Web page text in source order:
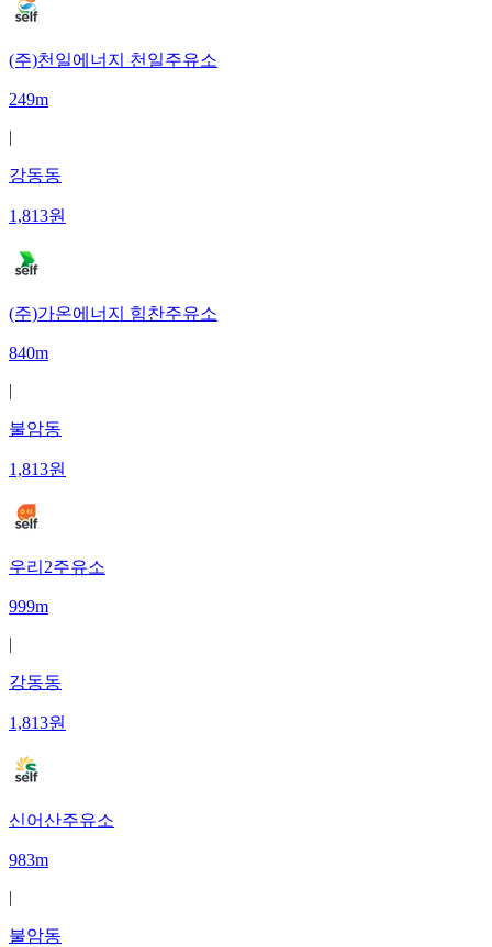
(주)천일에너지 천일주유소
249m
|
강동동
1,813원
(주)가온에너지 힘찬주유소
840m
|
불암동
1,813원
우리2주유소
999m
|
강동동
1,813원
신어산주유소
983m
|
불암동